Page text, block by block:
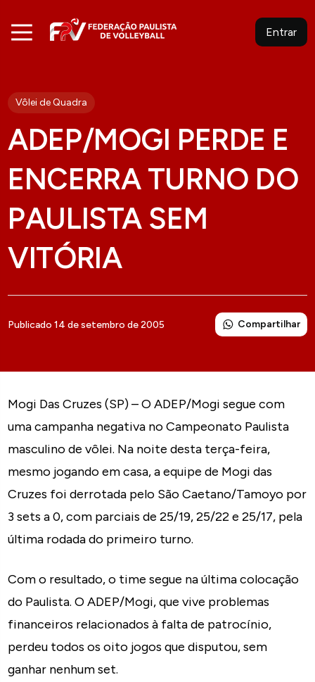
Entrar
Vôlei de Quadra
ADEP/MOGI PERDE E
ENCERRA TURNO DO
PAULISTA SEM
VITÓRIA
Publicado 14 de setembro de 2005 Compartilhar
Mogi Das Cruzes (SP) – O ADEP/Mogi segue com
uma campanha negativa no Campeonato Paulista
masculino de vôlei. Na noite desta terça-feira,
mesmo jogando em casa, a equipe de Mogi das
Cruzes foi derrotada pelo São Caetano/Tamoyo por
3 sets a 0, com parciais de 25/19, 25/22 e 25/17, pela
última rodada do primeiro turno.
Com o resultado, o time segue na última colocação
do Paulista. O ADEP/Mogi, que vive problemas
financeiros relacionados à falta de patrocínio,
perdeu todos os oito jogos que disputou, sem
ganhar nenhum set.